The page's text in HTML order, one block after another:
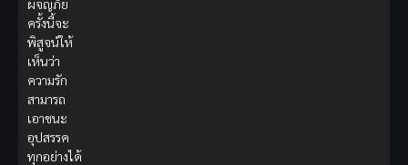
ผจญภัย
ครั้งนี้จะ
พิสูจน์ให้
เห็นว่า
ความรัก
สามารถ
เอาชนะ
อุปสรรค
ทุกอย่างได้